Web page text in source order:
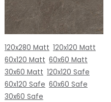
120x280 Matt 120x120 Matt
60x120 Matt 60x60 Matt
30x60 Matt 120x120 Safe
60x120 Safe 60x60 Safe
30x60 Safe